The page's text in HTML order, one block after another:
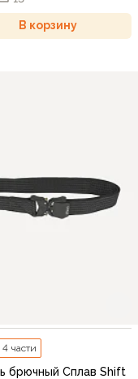
В корзину
части
брючный Сплав Shift